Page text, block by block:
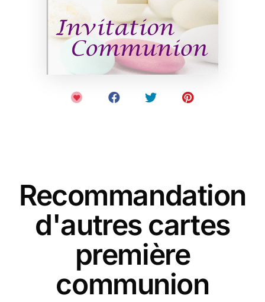
Recommandation
d'autres cartes
première
communion